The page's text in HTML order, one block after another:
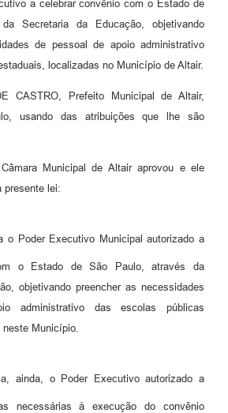
a celebrar convênio com o Estado de
Secretaria da Educação, objetivando
de pessoal de apoio administrativo
localizadas no Município de Altair.
CASTRO, Prefeito Municipal de Altair,
usando das atribuições que lhe são
Municipal de Altair aprovou e ele
presente lei:
o Poder Executivo Municipal autorizado a
o Estado de São Paulo, através da
objetivando preencher as necessidades
administrativo das escolas públicas
Município.
ainda, o Poder Executivo autorizado a
necessárias à execução do convênio